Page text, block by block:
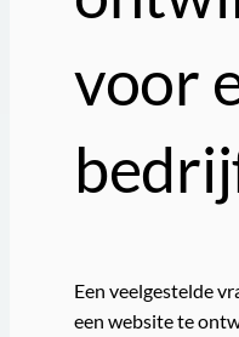
voor
Een veelgestelde
een website te